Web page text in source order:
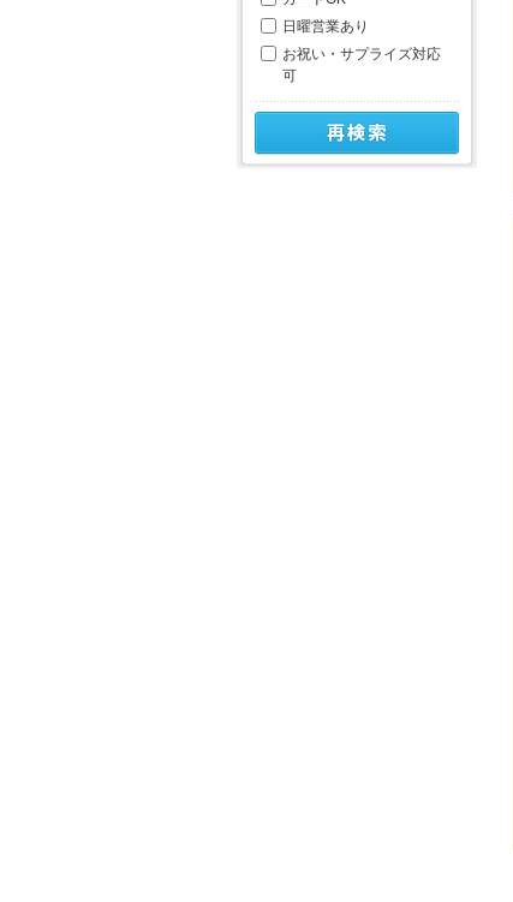
日曜営業あり
お祝い・サプライズ対応
可